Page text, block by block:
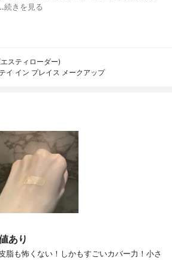
続きを見る
スティローダー)
イ イン プレイス メークアップ
あり
脂も怖くない！しかもすごいカバー力！小さ